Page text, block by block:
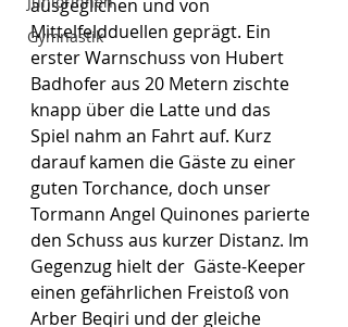
Gymnastik
ausgeglichen und von
Mittelfeldduellen geprägt. Ein
erster Warnschuss von Hubert
Badhofer aus 20 Metern zischte
knapp über die Latte und das
Spiel nahm an Fahrt auf. Kurz
darauf kamen die Gäste zu einer
guten Torchance, doch unser
Tormann Angel Quinones parierte
den Schuss aus kurzer Distanz. Im
Gegenzug hielt der  Gäste-Keeper
einen gefährlichen Freistoß von
Arber Beqiri und der gleiche